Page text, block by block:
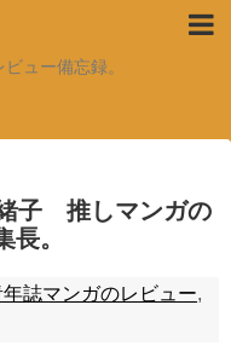
ュー備忘録。
子 推しマンガの
。
年誌マンガのレビュー,